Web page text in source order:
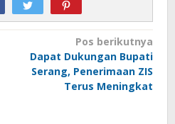
Pos berikutnya
Dapat Dukungan Bupati
Serang, Penerimaan ZIS
Terus Meningkat